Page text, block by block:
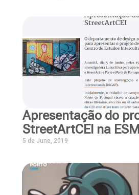
Apresentação do
StreetArtCEI na
5 de June, 2019